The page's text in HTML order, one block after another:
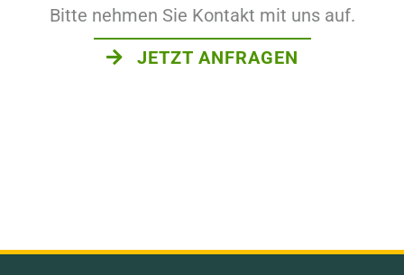
Bitte nehmen Sie Kontakt mit uns auf.
JETZT ANFRAGEN